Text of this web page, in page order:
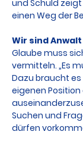
und Schuld
einen Weg der
Wir sind
Glaube muss
vermitteln. „Es
Dazu braucht
eigenen
Suchen und
dürfen